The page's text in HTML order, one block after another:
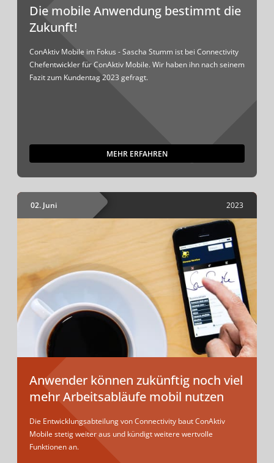
Die mobile Anwendung bestimmt die
Zukunft!
ConAktiv Mobile im Fokus - Sascha Stumm ist bei Connectivity
Chefentwickler für ConAktiv Mobile. Wir haben ihn nach seinem
Fazit zum Kundentag 2023 gefragt.
MEHR ERFAHREN
02. Juni 2023
Anwender können zukünftig noch viel
mehr Arbeitsabläufe mobil nutzen
Die Entwicklungsabteilung von Connectivity baut ConAktiv
Mobile stetig weiter aus und kündigt weitere wertvolle
Funktionen an.